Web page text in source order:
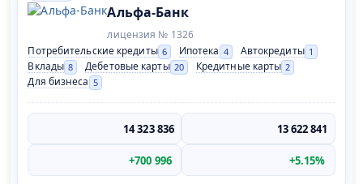
Альфа-Банк
лицензия № 1326
Потребительские кредиты 6 Ипотека 4 Автокредиты 1
Вклады 8 Дебетовые карты 20 Кредитные карты 2
Для бизнеса 5
14 323 836 13 622 841
+700 996 +5.15%